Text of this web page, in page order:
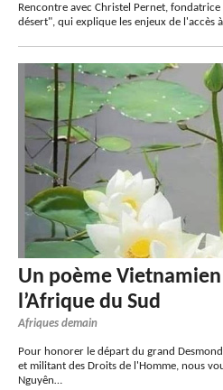
Rencontre avec Christel Pernet,
désert", qui explique les enjeux de l'accès
Un poème
l’Afrique du Sud
Afriques demain
Pour honorer le départ du grand
et militant des Droits de l'Homme, nous
Nguyên…